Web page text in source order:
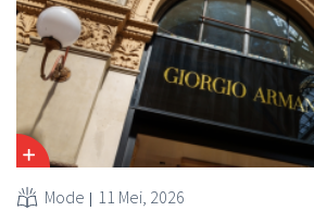
Mode 11 Mei, 2026